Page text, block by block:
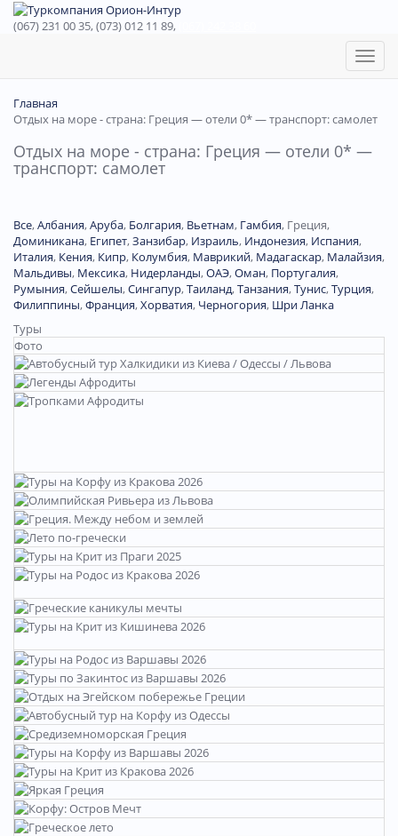
(067) 231 00 35, (073) 012 11 89,
Toggle
Главная
Отдых на море - страна: Греция — отели 0* — транспорт: самолет
Отдых на море - страна: Греция — отели 0* —
транспорт: самолет
Все,Албания,Аруба, Болгария, Вьетнам, Гамбия, Греция,
Доминиканa, Египет,Занзибар, Израиль, Индонезия, Испания,
Италия, Кения, Кипр, Колумбия, Маврикий, Мадагаскар, Малайзия,
Мальдивы, Мексика, Нидерланды,ОАЭ,Оман, Португалия,
Румыния,Сейшелы,Сингапур,Таиланд,Танзания,Тунис,Турция,
Филиппины,Франция,Хорватия, Черногория, Шри Ланка
Туры
Фото